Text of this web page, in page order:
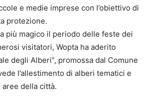
e medie imprese con l’obiettivo di
protezione.
più magico il periodo delle feste dei
visitatori, Wopta ha aderito
degli Alberi”, promossa dal Comune
l’allestimento di alberi tematici e
aree della città.